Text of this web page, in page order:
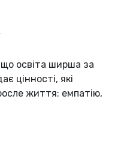
освіта ширша за
цінності, які
життя: емпатію,